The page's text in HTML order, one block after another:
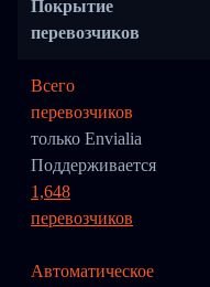
Покрытие
перевозчиков
Всего
перевозчиков
только Envialia
Поддерживается
1,648
перевозчиков
Автоматическое